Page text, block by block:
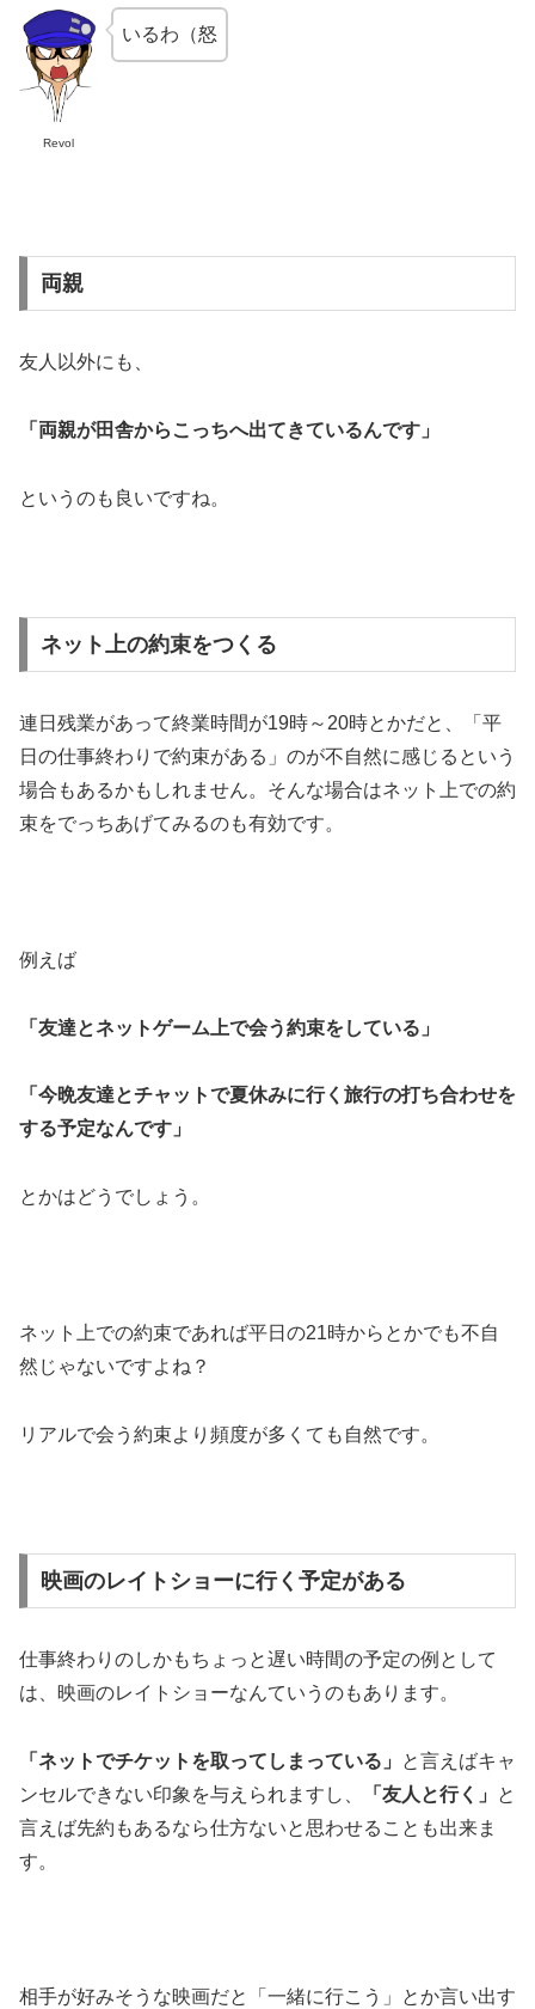
Revol
いるわ（怒
両親
友人以外にも、
「両親が田舎からこっちへ出てきているんです」
というのも良いですね。
ネット上の約束をつくる
連日残業があって終業時間が19時～20時とかだと、「平
日の仕事終わりで約束がある」のが不自然に感じるという
場合もあるかもしれません。そんな場合はネット上での約
束をでっちあげてみるのも有効です。
例えば
「友達とネットゲーム上で会う約束をしている」
「今晩友達とチャットで夏休みに行く旅行の打ち合わせを
する予定なんです」
とかはどうでしょう。
ネット上での約束であれば平日の21時からとかでも不自
然じゃないですよね？
リアルで会う約束より頻度が多くても自然です。
映画のレイトショーに行く予定がある
仕事終わりのしかもちょっと遅い時間の予定の例として
は、映画のレイトショーなんていうのもあります。
「ネットでチケットを取ってしまっている」
と言えばキャ
ンセルできない印象を与えられますし、
「友人と行く」
と
言えば先約もあるなら仕方ないと思わせることも出来ま
す。
相手が好みそうな映画だと「一緒に行こう」とか言い出す